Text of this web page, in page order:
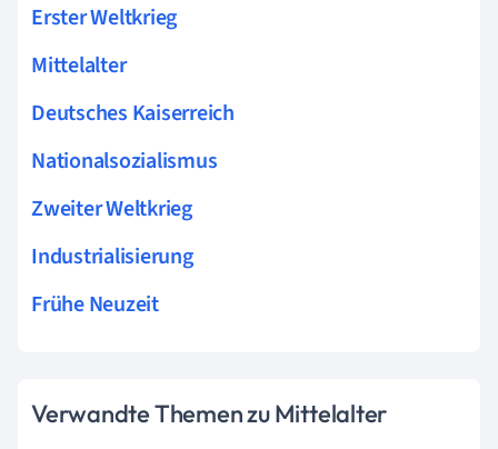
Erster Weltkrieg
Mittelalter
Deutsches Kaiserreich
Nationalsozialismus
Zweiter Weltkrieg
Industrialisierung
Frühe Neuzeit
Verwandte Themen zu Mittelalter